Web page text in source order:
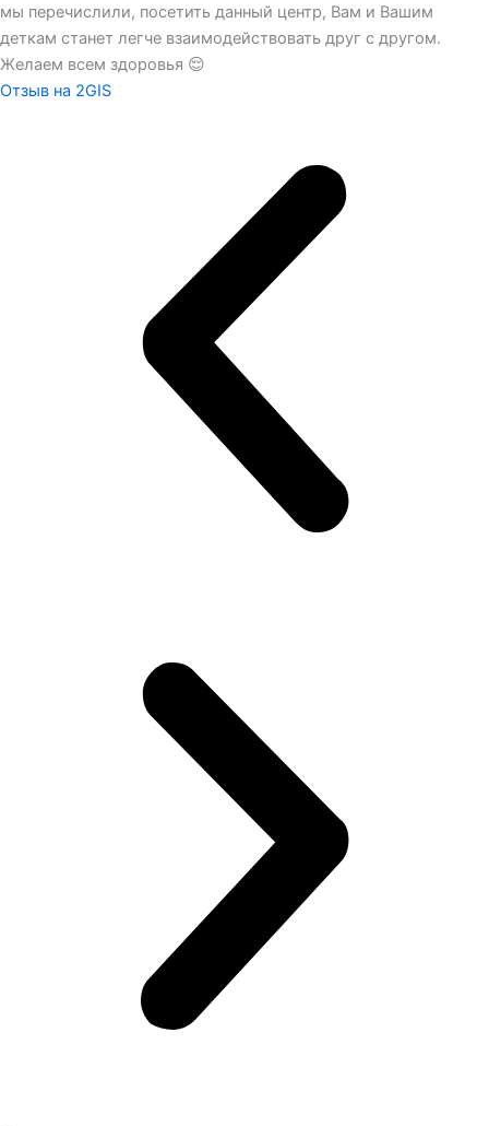
мы перечислили, посетить данный центр, Вам и Вашим
деткам станет легче взаимодействовать друг с другом.
Желаем всем здоровья 😌
Отзыв на 2GIS